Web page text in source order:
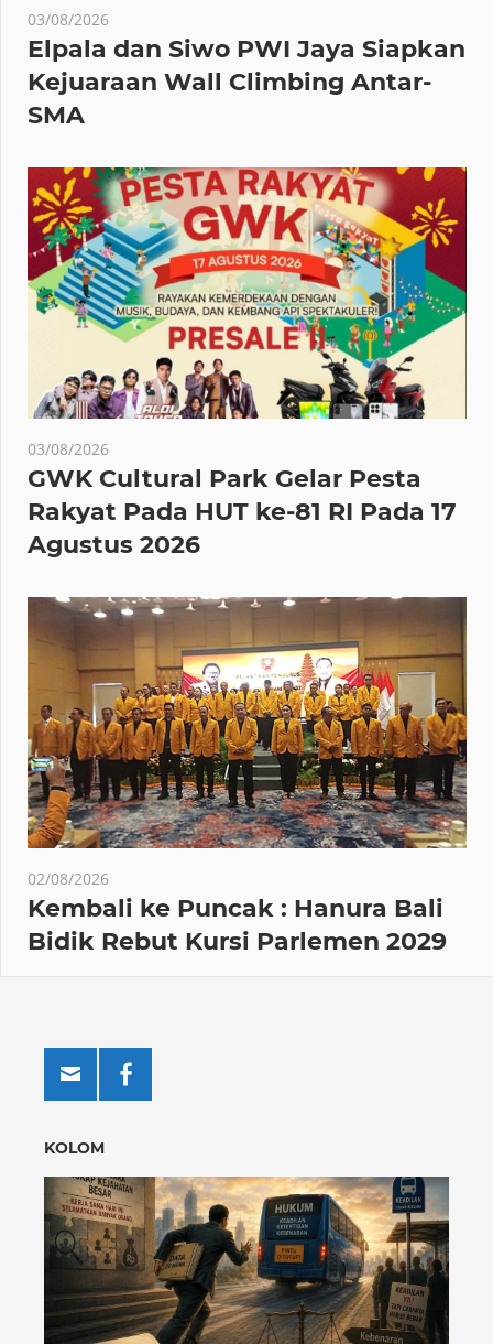
03/08/2026
Elpala dan Siwo PWI Jaya Siapkan
Kejuaraan Wall Climbing Antar-
SMA
03/08/2026
GWK Cultural Park Gelar Pesta
Rakyat Pada HUT ke-81 RI Pada 17
Agustus 2026
02/08/2026
Kembali ke Puncak : Hanura Bali
Bidik Rebut Kursi Parlemen 2029
KOLOM